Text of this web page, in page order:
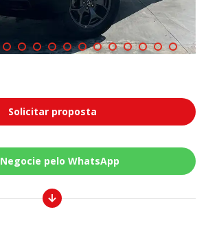
Solicitar proposta
Negocie pelo WhatsApp